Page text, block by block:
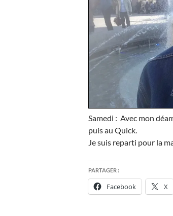
Samedi : Avec mon
puis au Quick.
Je suis reparti pour la
PARTAGER :
Facebook X